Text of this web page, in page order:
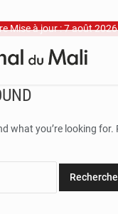
Mise à jour : 7 août
what you’re looking